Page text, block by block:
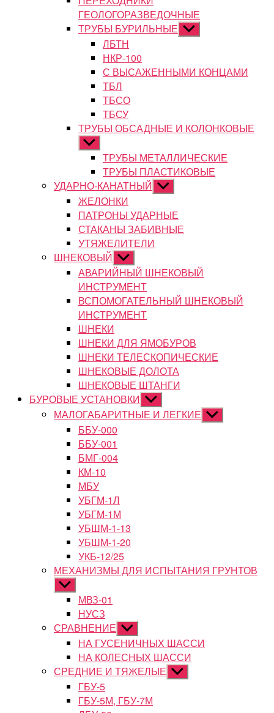
ГЕОЛОГОРАЗВЕДОЧНЫЕ
ТРУБЫ БУРИЛЬНЫЕ Показывать
подменю
ЛБТН
НКР-100
С ВЫСАЖЕННЫМИ КОНЦАМИ
ТБЛ
ТБСО
ТБСУ
ТРУБЫ ОБСАДНЫЕ И КОЛОНКОВЫЕ
Показывать
подменюТРУБЫ МЕТАЛЛИЧЕСКИЕ
ТРУБЫ ПЛАСТИКОВЫЕ
УДАРНО-КАНАТНЫЙ Показывать
подменю
ЖЕЛОНКИ
ПАТРОНЫ УДАРНЫЕ
СТАКАНЫ ЗАБИВНЫЕ
УТЯЖЕЛИТЕЛИ
ШНЕКОВЫЙ Показывать
подменю
АВАРИЙНЫЙ ШНЕКОВЫЙ
ИНСТРУМЕНТ
ВСПОМОГАТЕЛЬНЫЙ ШНЕКОВЫЙ
ИНСТРУМЕНТ
ШНЕКИ
ШНЕКИ ДЛЯ ЯМОБУРОВ
ШНЕКИ ТЕЛЕСКОПИЧЕСКИЕ
ШНЕКОВЫЕ ДОЛОТА
ШНЕКОВЫЕ ШТАНГИ
БУРОВЫЕ УСТАНОВКИ Показывать
подменю
МАЛОГАБАРИТНЫЕ И ЛЕГКИЕ Показывать
подменю
ББУ-000
ББУ-001
БМГ-004
КМ-10
МБУ
УБГМ-1Л
УБГМ-1М
УБШМ-1-13
УБШМ-1-20
УКБ-12/25
МЕХАНИЗМЫ ДЛЯ ИСПЫТАНИЯ ГРУНТОВ
Показывать
подменюМВЗ-01
НУСЗ
СРАВНЕНИЕ Показывать
подменю
НА ГУСЕНИЧНЫХ ШАССИ
НА КОЛЕСНЫХ ШАССИ
СРЕДНИЕ И ТЯЖЕЛЫЕ Показывать
подменю
ГБУ-5
ГБУ-5М, ГБУ-7М